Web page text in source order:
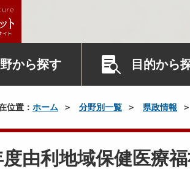
から探す 目的から
位置： ホーム 分野別一覧 県政情報
由利地域保健医療